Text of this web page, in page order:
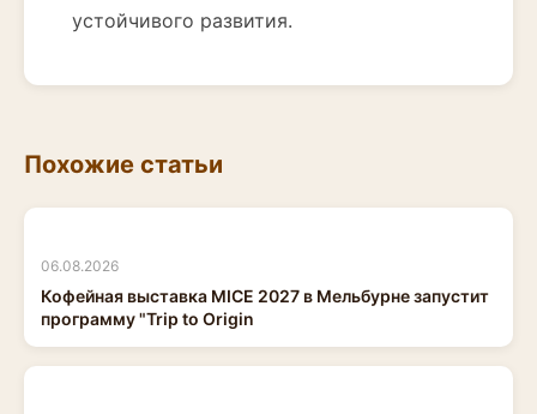
устойчивого развития.
Похожие статьи
06.08.2026
Кофейная выставка MICE 2027 в Мельбурне запустит
программу "Trip to Origin